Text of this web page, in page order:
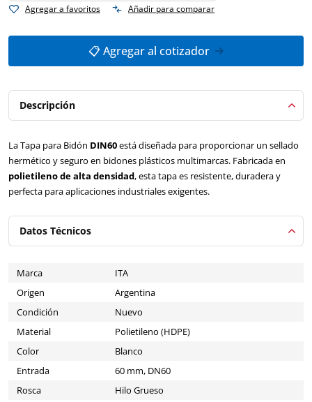
Agregar a favoritos Añadir para comparar
📋 Agregar al cotizador
Descripción
La Tapa para Bidón DIN60está diseñada para proporcionar un sellado
hermético y seguro en bidones plásticos multimarcas. Fabricada en
polietileno de alta densidad, esta tapa es resistente, duradera y
perfecta para aplicaciones industriales exigentes.
Datos Técnicos
Marca
ITA
Origen
Argentina
Condición
Nuevo
Material
Polietileno (HDPE)
Color
Blanco
Entrada
60 mm, DN60
Rosca
Hilo Grueso